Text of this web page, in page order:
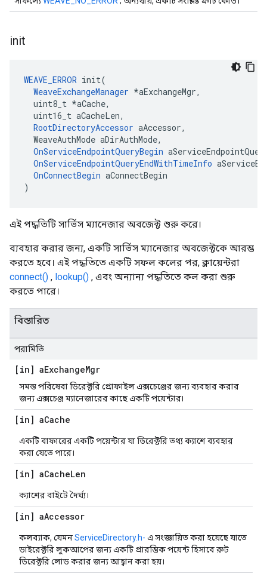
init
WEAVE_ERROR init(
WeaveExchangeManager *aExchangeMgr,
  uint8_t *aCache,
  uint16_t aCacheLen,
RootDirectoryAccessor aAccessor,
  WeaveAuthMode aDirAuthMode,
OnServiceEndpointQueryBegin
OnServiceEndpointQueryEndWithTimeInfo
OnConnectBegin aConnectBegin
)
এই পদ্ধতিটি সার্ভিস ম্যানেজার অবজেক্ট শুরু করে।
ব্যবহার করার জন্য, একটি সার্ভিস ম্যানেজার অবজেক্টকে আরম্ভ
করতে হবে। এই পদ্ধতিতে একটি সফল কলের পর, ক্লায়েন্টরা
connect() , lookup() , এবং অন্যান্য পদ্ধতিতে কল করা শুরু
করতে পারে।
বিস্তারিত
পরামিতি
[in] aExchangeMgr
সমস্ত পরিষেবা ডিরেক্টরি প্রোফাইল এক্সচেঞ্জের জন্য ব্যবহার করার
জন্য এক্সচেঞ্জ ম্যানেজারের কাছে একটি পয়েন্টার৷
[in] aCache
একটি বাফারের একটি পয়েন্টার যা ডিরেক্টরি তথ্য ক্যাশে ব্যবহার
করা যেতে পারে।
[in] aCacheLen
ক্যাশের বাইটে দৈর্ঘ্য।
[in] aAccessor
কলব্যাক, যেমনServiceDirectory.h- এ সংজ্ঞায়িত করা হয়েছে যাতে
ডাইরেক্টরি লুকআপের জন্য একটি প্রারম্ভিক পয়েন্ট হিসাবে রুট
ডিরেক্টরি লোড করার জন্য আহ্বান করা হয়।